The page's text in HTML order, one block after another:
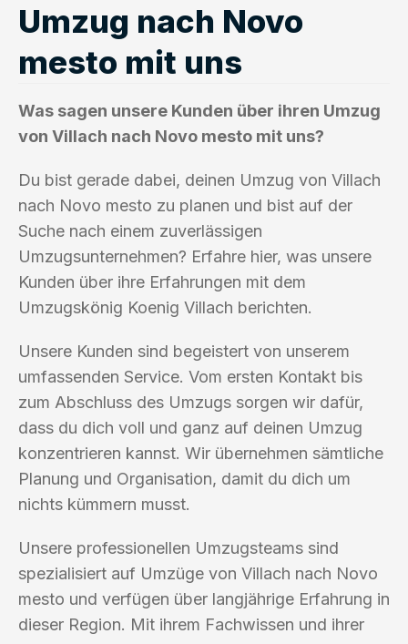
Umzug nach Novo
mesto mit uns
Was sagen unsere Kunden über ihren Umzug
von Villach nach Novo mesto mit uns?
Du bist gerade dabei, deinen Umzug von Villach
nach Novo mesto zu planen und bist auf der
Suche nach einem zuverlässigen
Umzugsunternehmen? Erfahre hier, was unsere
Kunden über ihre Erfahrungen mit dem
Umzugskönig Koenig Villach berichten.
Unsere Kunden sind begeistert von unserem
umfassenden Service. Vom ersten Kontakt bis
zum Abschluss des Umzugs sorgen wir dafür,
dass du dich voll und ganz auf deinen Umzug
konzentrieren kannst. Wir übernehmen sämtliche
Planung und Organisation, damit du dich um
nichts kümmern musst.
Unsere professionellen Umzugsteams sind
spezialisiert auf Umzüge von Villach nach Novo
mesto und verfügen über langjährige Erfahrung in
dieser Region. Mit ihrem Fachwissen und ihrer